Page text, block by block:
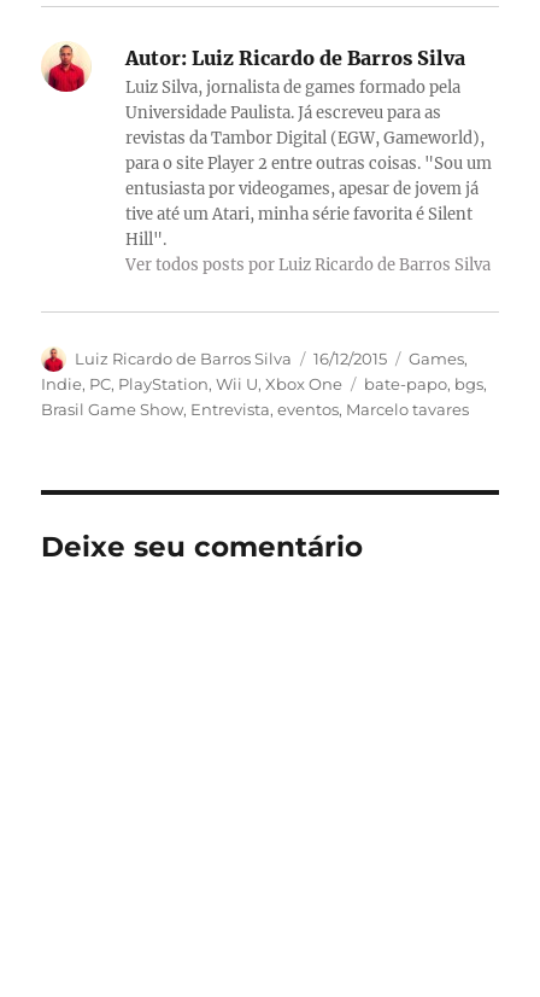
Autor: Luiz Ricardo de Barros Silva
Luiz Silva, jornalista de games formado pela
Universidade Paulista. Já escreveu para as
revistas da Tambor Digital (EGW, Gameworld),
para o site Player 2 entre outras coisas. "Sou um
entusiasta por videogames, apesar de jovem já
tive até um Atari, minha série favorita é Silent
Hill".
Ver todos posts por Luiz Ricardo de Barros Silva
Autor
Luiz Ricardo de Barros Silva
Publicado
em
16/12/2015 Categorias
Games,
Indie, PC, PlayStation,Wii U,Xbox One Tags
bate-papo, bgs,
Brasil Game Show, Entrevista,eventos, Marcelo tavares
Deixe seu comentário